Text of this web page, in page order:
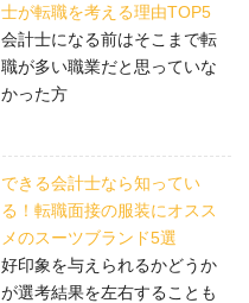
士が転職を考える理由TOP5
会計士になる前はそこまで転
職が多い職業だと思っていな
かった方
できる会計士なら知ってい
る！転職面接の服装にオスス
メのスーツブランド5選
好印象を与えられるかどうか
が選考結果を左右することも